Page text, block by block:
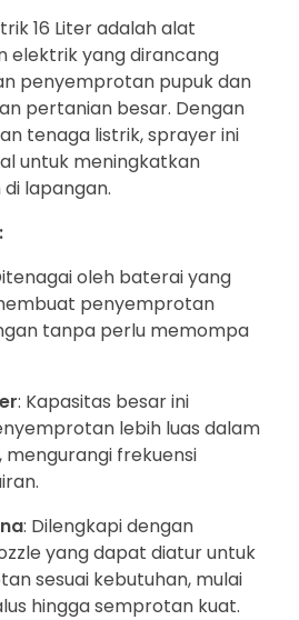
16 Liter adalah alat
elektrik yang dirancang
penyemprotan pupuk dan
pertanian besar. Dengan
tenaga listrik, sprayer ini
untuk meningkatkan
lapangan.
oleh baterai yang
penyemprotan
tanpa perlu memompa
: Kapasitas besar ini
lebih luas dalam
mengurangi frekuensi
: Dilengkapi dengan
yang dapat diatur untuk
sesuai kebutuhan, mulai
hingga semprotan kuat.